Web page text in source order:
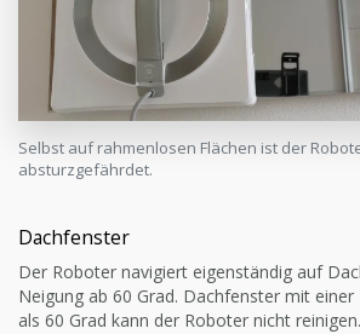
Selbst auf rahmenlosen Flächen ist der
absturzgefährdet.
Dachfenster
Der Roboter navigiert eigenständig auf
Neigung ab 60 Grad. Dachfenster mit
als 60 Grad kann der Roboter nicht